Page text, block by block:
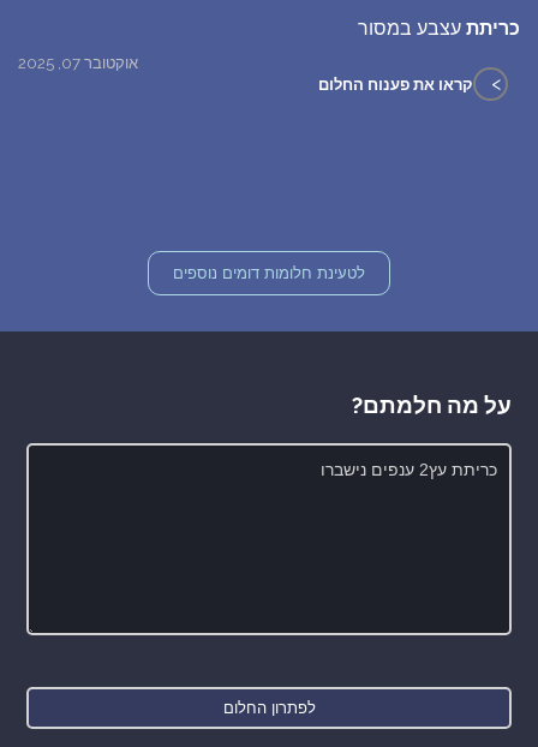
כריתת עצבע במסור
אוקטובר 07, 2025
> קראו את פענוח החלום
לטעינת חלומות דומים נוספים
על מה חלמתם?